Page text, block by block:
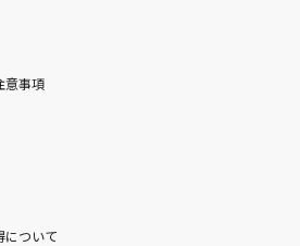
意事項
について